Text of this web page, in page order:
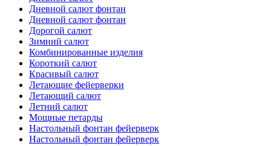
Дневной салют фонтан
Дневной салют фонтан
Дорогой салют
Зимний салют
Комбинированные изделия
Короткий салют
Красивый салют
Летающие фейерверки
Летающий салют
Летний салют
Мощные петарды
Настольный фонтан фейерверк
Настольный фонтан фейерверк